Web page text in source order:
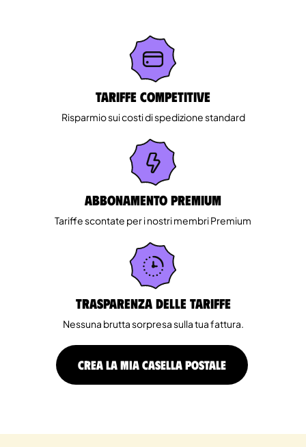
Tariffe competitive
Risparmio sui costi di spedizione standard
Abbonamento Premium
Tariffe scontate per i nostri membri Premium
Trasparenza delle tariffe
Nessuna brutta sorpresa sulla tua fattura.
CREA LA MIA CASELLA POSTALE